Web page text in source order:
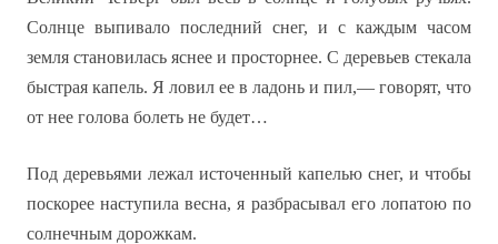
Солнце выпивало последний снег, и с каждым часом
земля становилась яснее и просторнее. С деревьев стекала
быстрая капель. Я ловил ее в ладонь и пил,— говорят, что
от нее голова болеть не будет…
Под деревьями лежал источенный капелью снег, и чтобы
поскорее наступила весна, я разбрасывал его лопатою по
солнечным дорожкам.